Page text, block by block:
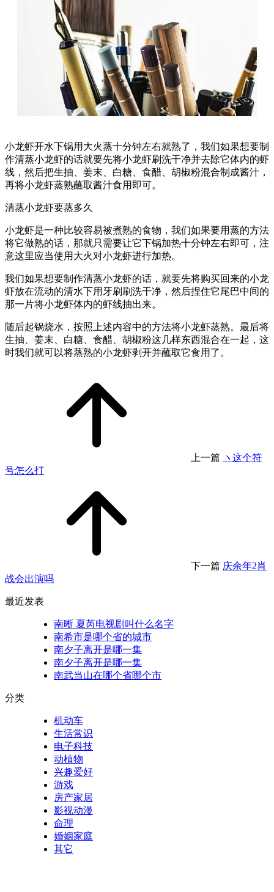
小龙虾开水下锅用大火蒸十分钟左右就熟了，我们如果想要制
作清蒸小龙虾的话就要先将小龙虾刷洗干净并去除它体内的虾
线，然后把生抽、姜末、白糖、食醋、胡椒粉混合制成酱汁，
再将小龙虾蒸熟蘸取酱汁食用即可。
清蒸小龙虾要蒸多久
小龙虾是一种比较容易被煮熟的食物，我们如果要用蒸的方法
将它做熟的话，那就只需要让它下锅加热十分钟左右即可，注
意这里应当使用大火对小龙虾进行加热。
我们如果想要制作清蒸小龙虾的话，就要先将购买回来的小龙
虾放在流动的清水下用牙刷刷洗干净，然后捏住它尾巴中间的
那一片将小龙虾体内的虾线抽出来。
随后起锅烧水，按照上述内容中的方法将小龙虾蒸熟。最后将
生抽、姜末、白糖、食醋、胡椒粉这几样东西混合在一起，这
时我们就可以将蒸熟的小龙虾剥开并蘸取它食用了。
上一篇 ヽ这个符
号怎么打
下一篇 庆余年2肖
战会出演吗
最近发表
南晰 夏芮电视剧叫什么名字
南希市是哪个省的城市
南夕子离开是哪一集
南夕子离开是哪一集
南武当山在哪个省哪个市
分类
机动车
生活常识
电子科技
动植物
兴趣爱好
游戏
房产家居
影视动漫
命理
婚姻家庭
其它